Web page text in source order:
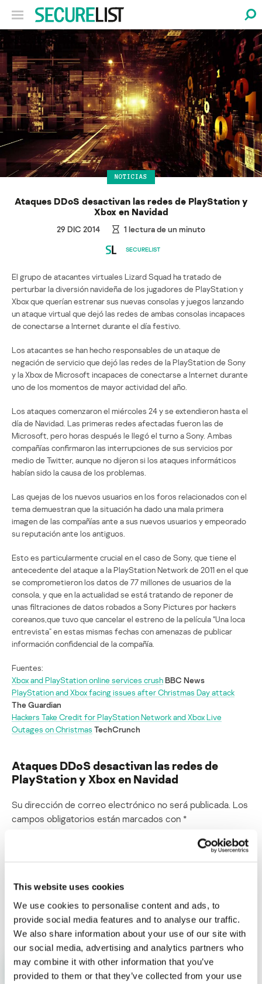
This website uses cookies
We use cookies to personalise content and ads, to
provide social media features and to analyse our traffic.
We also share information about your use of our site with
our social media, advertising and analytics partners who
may combine it with other information that you’ve
provided to them or that they’ve collected from your use
NOTICIAS
Ataques DDoS desactivan las redes de PlayStation y
Xbox en Navidad
29 DIC 2014 1 lectura de un minuto
SECURELIST
El grupo de atacantes virtuales Lizard Squad ha tratado de
perturbar la diversión navideña de los jugadores de PlayStation y
Xbox que querían estrenar sus nuevas consolas y juegos lanzando
un ataque virtual que dejó las redes de ambas consolas incapaces
de conectarse a Internet durante el día festivo.
Los atacantes se han hecho responsables de un ataque de
negación de servicio que dejó las redes de la PlayStation de Sony
y la Xbox de Microsoft incapaces de conectarse a Internet durante
uno de los momentos de mayor actividad del año.
Los ataques comenzaron el miércoles 24 y se extendieron hasta el
día de Navidad. Las primeras redes afectadas fueron las de
Microsoft, pero horas después le llegó el turno a Sony. Ambas
compañías confirmaron las interrupciones de sus servicios por
medio de Twitter, aunque no dijeron si los ataques informáticos
habían sido la causa de los problemas.
Las quejas de los nuevos usuarios en los foros relacionados con el
tema demuestran que la situación ha dado una mala primera
imagen de las compañías ante a sus nuevos usuarios y empeorado
su reputación ante los antiguos.
Esto es particularmente crucial en el caso de Sony, que tiene el
antecedente del ataque a la PlayStation Network de 2011 en el que
se comprometieron los datos de 77 millones de usuarios de la
consola, y que en la actualidad se está tratando de reponer de
unas filtraciones de datos robados a Sony Pictures por hackers
coreanos,que tuvo que cancelar el estreno de la película “Una loca
entrevista” en estas mismas fechas con amenazas de publicar
información confidencial de la compañía.
Fuentes:
Xbox and PlayStation online services crushBBC News
PlayStation and Xbox facing issues after Christmas Day attack
The Guardian
Hackers Take Credit for PlayStation Network and Xbox Live
Outages on Christmas TechCrunch
Ataques DDoS desactivan las redes de
PlayStation y Xbox en Navidad
Su dirección de correo electrónico no será publicada. Los
campos obligatorios están marcados con *
Nombre* Correo electrónico*